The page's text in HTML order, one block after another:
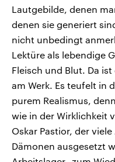
Lautgebilde, denen
denen sie generiert
nicht unbedingt
Lektüre als lebendige
Fleisch und Blut. Da
am Werk. Es teufelt in
purem Realismus,
wie in der Wirklichkeit
Oskar Pastior, der
Dämonen ausgesetzt